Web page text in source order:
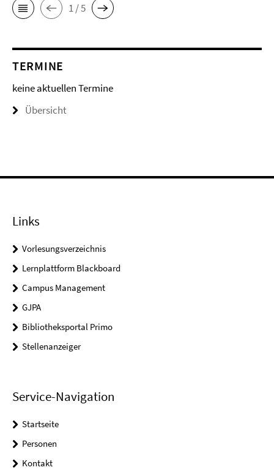
1 / 5
TERMINE
keine aktuellen Termine
Übersicht
Links
Vorlesungsverzeichnis
Lernplattform Blackboard
Campus Management
GJPA
Bibliotheksportal Primo
Stellenanzeiger
Service-Navigation
Startseite
Personen
Kontakt